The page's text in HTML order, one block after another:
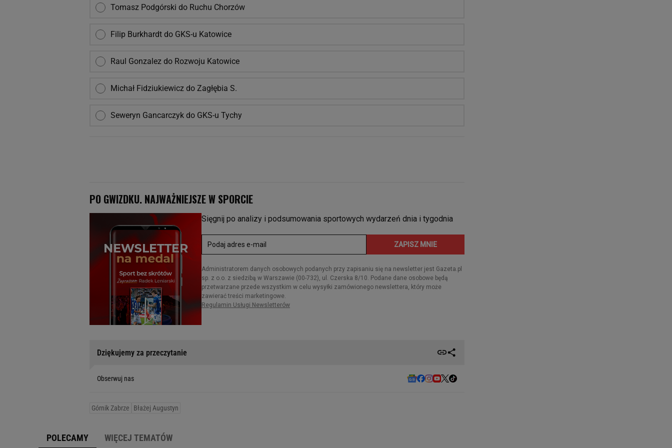
Tomasz Podgórski do Ruchu Chorzów
Filip Burkhardt do GKS-u Katowice
Raul Gonzalez do Rozwoju Katowice
Michał Fidziukiewicz do Zagłębia S.
Seweryn Gancarczyk do GKS-u Tychy
Dziękujemy za przeczytanie
Obserwuj nas
Górnik Zabrze Błażej Augustyn
POLECAMY WIĘCEJ TEMATÓW